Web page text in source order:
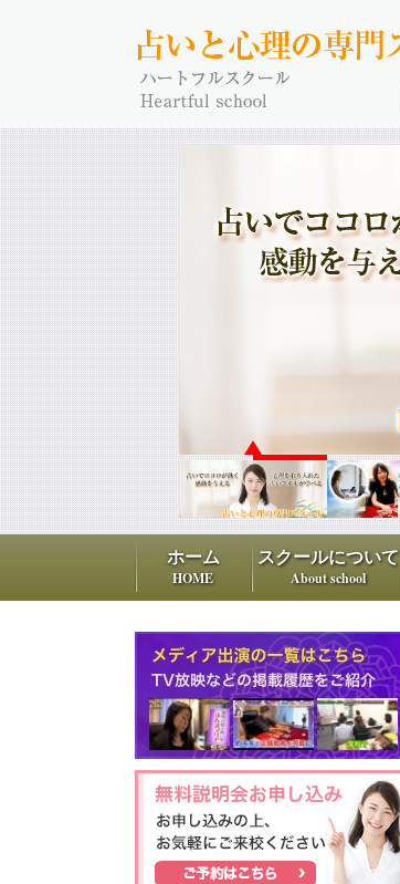
ホーム
HOME
スクールについて
About school